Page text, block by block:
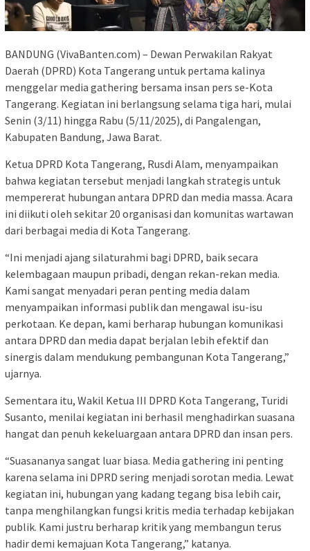
BANDUNG (VivaBanten.com) – Dewan Perwakilan Rakyat
Daerah (DPRD) Kota Tangerang untuk pertama kalinya
menggelar media gathering bersama insan pers se-Kota
Tangerang. Kegiatan ini berlangsung selama tiga hari, mulai
Senin (3/11) hingga Rabu (5/11/2025), di Pangalengan,
Kabupaten Bandung, Jawa Barat.
Ketua DPRD Kota Tangerang, Rusdi Alam, menyampaikan
bahwa kegiatan tersebut menjadi langkah strategis untuk
mempererat hubungan antara DPRD dan media massa. Acara
ini diikuti oleh sekitar 20 organisasi dan komunitas wartawan
dari berbagai media di Kota Tangerang.
“Ini menjadi ajang silaturahmi bagi DPRD, baik secara
kelembagaan maupun pribadi, dengan rekan-rekan media.
Kami sangat menyadari peran penting media dalam
menyampaikan informasi publik dan mengawal isu-isu
perkotaan. Ke depan, kami berharap hubungan komunikasi
antara DPRD dan media dapat berjalan lebih efektif dan
sinergis dalam mendukung pembangunan Kota Tangerang,”
ujarnya.
Sementara itu, Wakil Ketua III DPRD Kota Tangerang, Turidi
Susanto, menilai kegiatan ini berhasil menghadirkan suasana
hangat dan penuh kekeluargaan antara DPRD dan insan pers.
“Suasananya sangat luar biasa. Media gathering ini penting
karena selama ini DPRD sering menjadi sorotan media. Lewat
kegiatan ini, hubungan yang kadang tegang bisa lebih cair,
tanpa menghilangkan fungsi kritis media terhadap kebijakan
publik. Kami justru berharap kritik yang membangun terus
hadir demi kemajuan Kota Tangerang,” katanya.